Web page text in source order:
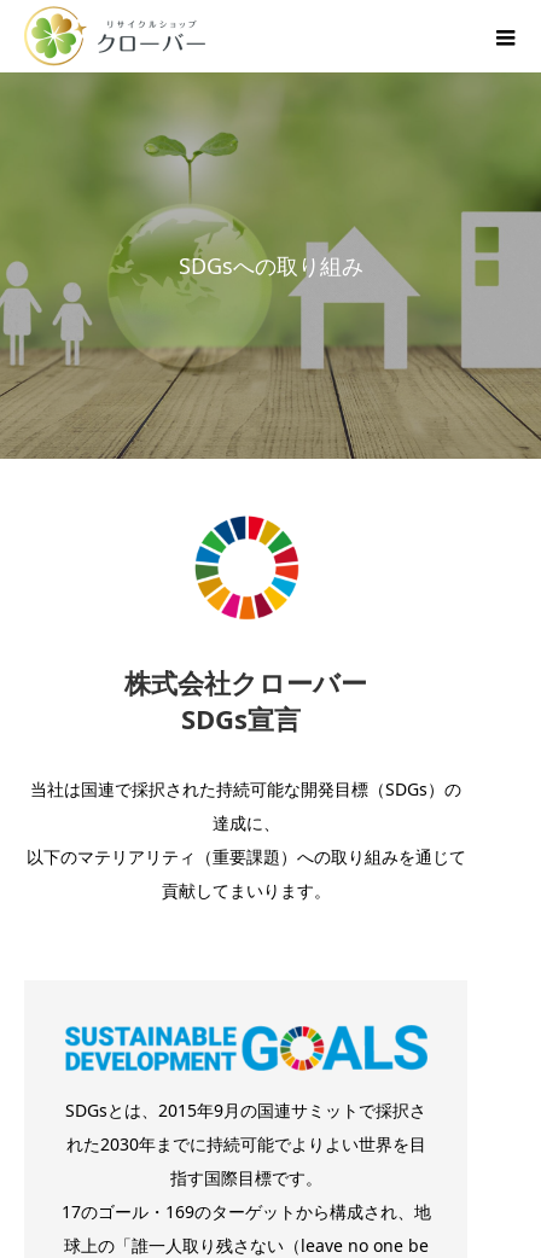
SDGsへの取 り組み
株式会社クローバー
SDGs宣言
当社は国連で採択された持続可能な開発目標（SDGs）の
達成に、
以下のマテリアリティ（重要課題）への取り組みを通じて
貢献してまいります。
SDGsとは、2015年9月の国連サミットで採択さ
れた2030年までに持続可能でよりよい世界を目
指す国際目標です。
17のゴール・169のターゲットから構成され、地
球上の「誰一人取り残さない（leave no one be